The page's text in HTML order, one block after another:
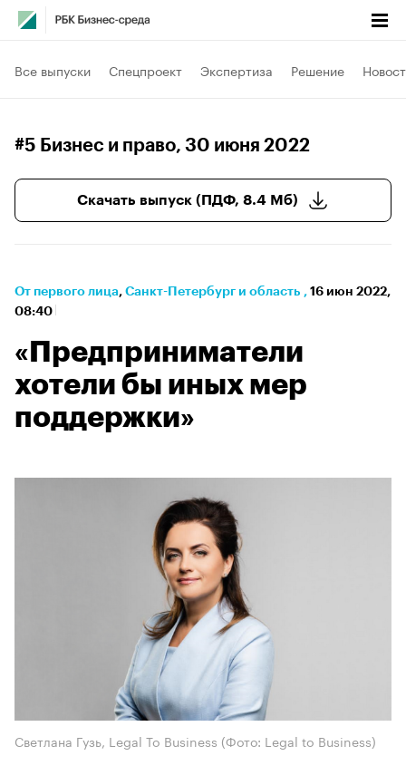
Все выпуски Спецпроект Экспертиза Решение
#5 Бизнес и право, 30 июня 2022
Скачать выпуск (ПДФ, 8.4 Мб)
От первого лица⁠, Санкт-Петербург и область , 16 июн 2022,
08:40
«Предприниматели
хотели бы иных мер
поддержки»
Светлана Гузь, Legal To Business (Фото: Legal to Business)